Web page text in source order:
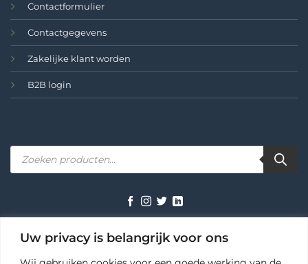
Uw privacy is belangrijk voor ons
Contactformulier
Contactgegevens
Zakelijke klant worden
B2B login
Producten
zoeken